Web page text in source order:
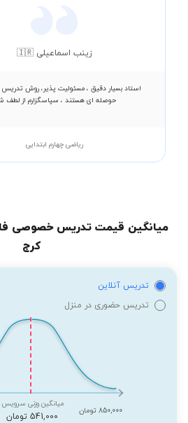
زینب اسماعیلی 🇮🇷
استاد بسیار دقیق ، مسئولیت پذیر، روش تدریس
حوصله ای هستند ، سپاسگزارم از لطف
ریاضی چهارم ابتدایی
میانگین قیمت تدریس خصوصی
کرج
تدریس آنلاین
تدریس حضوری در منزل
850,000 تومان
میانگین وزنی سرویس
541,000 تومان